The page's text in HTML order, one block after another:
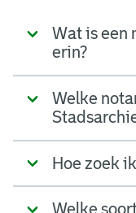
Wat is een
erin?
Welke
Hoe zoek
Welke